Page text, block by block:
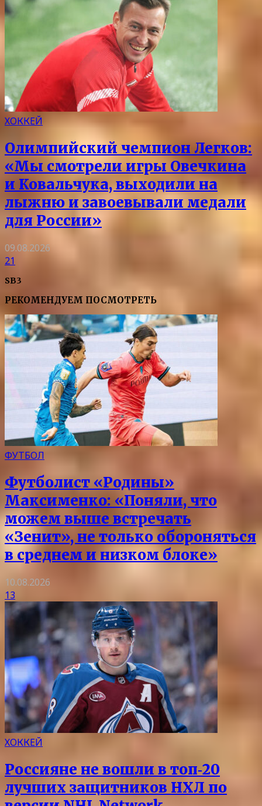
ХОККЕЙ
Олимпийский чемпион Легков:
«Мы смотрели игры Овечкина
и Ковальчука, выходили на
лыжню и завоевывали медали
для России»
09.08.2026
21
SB3
РЕКОМЕНДУЕМ ПОСМОТРЕТЬ
ФУТБОЛ
Футболист «Родины»
Максименко: «Поняли, что
можем выше встречать
«Зенит», не только обороняться
в среднем и низком блоке»
10.08.2026
13
ХОККЕЙ
Россияне не вошли в топ‑20
лучших защитников НХЛ по